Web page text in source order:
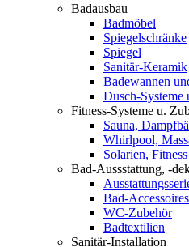
Badausbau
Badmöbel
Spiegelschränke
Spiegel
Sanitär-Keramik
Badewannen
Dusch-Systeme
Fitness-Systeme u.
Sauna,
Whirlpool,
Solarien, Fitness
Bad-Aussstattung, -
Bad-Accessoires
WC-Zubehör
Badtextilien
Sanitär-Installation